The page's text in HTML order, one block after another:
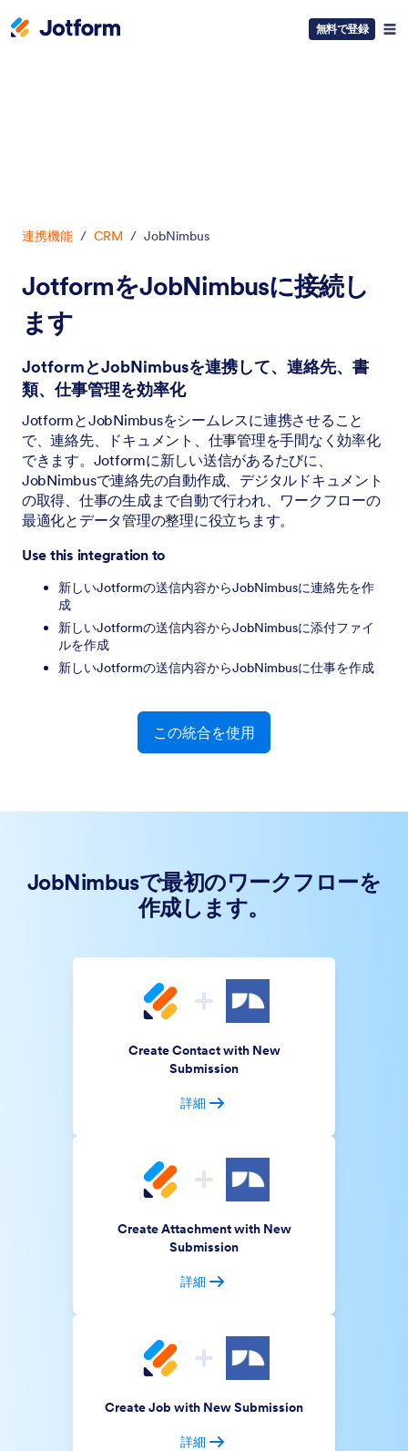
無料で登録
連携機能 / CRM / JobNimbus
JotformをJobNimbusに接続し
ます
JotformとJobNimbusを連携して、連絡先、書
類、仕事管理を効率化
JotformとJobNimbusをシームレスに連携させること
で、連絡先、ドキュメント、仕事管理を手間なく効率化
できます。Jotformに新しい送信があるたびに、
JobNimbusで連絡先の自動作成、デジタルドキュメント
の取得、仕事の生成まで自動で行われ、ワークフローの
最適化とデータ管理の整理に役立ちます。
Use this integration to
新しいJotformの送信内容からJobNimbusに連絡先を作
成
新しいJotformの送信内容からJobNimbusに添付ファイ
ルを作成
新しいJotformの送信内容からJobNimbusに仕事を作成
この統合を使用
JobNimbusで最初のワークフローを
作成します。
Create Contact with New
Submission
詳細
Create Attachment with New
Submission
詳細
Create Job with New Submission
詳細